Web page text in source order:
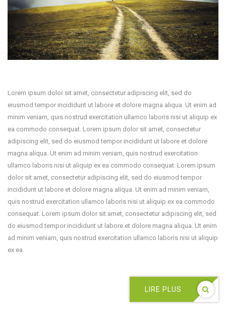
Lorem ipsum dolor sit amet, consectetur adipiscing elit, sed do
eiusmod tempor incididunt ut labore et dolore magna aliqua. Ut enim ad
minim veniam, quis nostrud exercitation ullamco laboris nisi ut aliquip ex
ea commodo consequat. Lorem ipsum dolor sit amet, consectetur
adipiscing elit, sed do eiusmod tempor incididunt ut labore et dolore
magna aliqua. Ut enim ad minim veniam, quis nostrud exercitation
ullamco laboris nisi ut aliquip ex ea commodo consequat. Lorem ipsum
dolor sit amet, consectetur adipiscing elit, sed do eiusmod tempor
incididunt ut labore et dolore magna aliqua. Ut enim ad minim veniam,
quis nostrud exercitation ullamco laboris nisi ut aliquip ex ea commodo
consequat. Lorem ipsum dolor sit amet, consectetur adipiscing elit, sed
do eiusmod tempor incididunt ut labore et dolore magna aliqua. Ut enim
ad minim veniam, quis nostrud exercitation ullamco laboris nisi ut aliquip
ex ea.
LIRE PLUS